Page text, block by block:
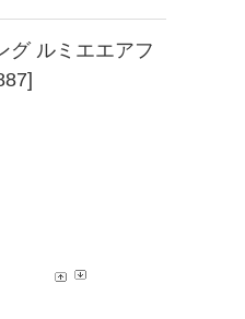
グ ルミエエアフ